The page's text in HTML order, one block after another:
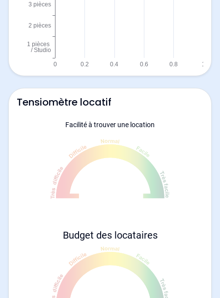
Tensiomètre locatif
Facilité à trouver une location
Budget des locataires